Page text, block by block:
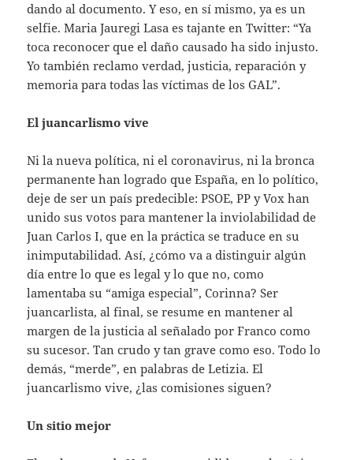
dando al documento. Y eso, en sí mismo, ya es un
selfie. Maria Jauregi Lasa es tajante en Twitter: “Ya
toca reconocer que el daño causado ha sido injusto.
Yo también reclamo verdad, justicia, reparación y
memoria para todas las víctimas de los GAL”.
El juancarlismo vive
Ni la nueva política, ni el coronavirus, ni la bronca
permanente han logrado que España, en lo político,
deje de ser un país predecible: PSOE, PP y Vox han
unido sus votos para mantener la inviolabilidad de
Juan Carlos I, que en la práctica se traduce en su
inimputabilidad. Así, ¿cómo va a distinguir algún
día entre lo que es legal y lo que no, como
lamentaba su “amiga especial”, Corinna? Ser
juancarlista, al final, se resume en mantener al
margen de la justicia al señalado por Franco como
su sucesor. Tan crudo y tan grave como eso. Todo lo
demás, “merde”, en palabras de Letizia. El
juancarlismo vive, ¿las comisiones siguen?
Un sitio mejor